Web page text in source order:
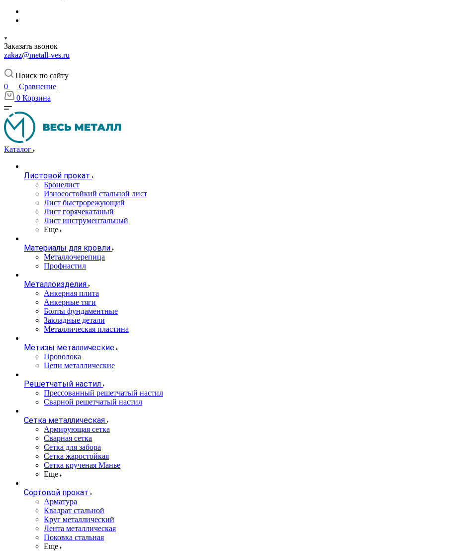
Заказать звонок
zakaz@metall-ves.ru
Поиск по сайту
0
Сравнение
0 Корзина
Каталог
Листовой прокат
Бронелист
Износостойкий стальной лист
Лист быстрорежующий
Лист горячекатаный
Лист инструментальный
Еще
Материалы для кровли
Металлочерепица
Профнастил
Металлоизделия
Анкерная плита
Анкерные тяги
Болты фундаментные
Закладные детали
Металлическая пластина
Метизы металлические
Проволока
Цепи металлические
Решетчатый настил
Прессованный решетчатый настил
Сварной решетчатый настил
Сетка металлическая
Армирующая сетка
Сварная сетка
Сетка для забора
Сетка жаростойкая
Сетка крученая Манье
Еще
Сортовой прокат
Арматура
Квадрат стальной
Круг металлический
Лента металлическая
Поковка стальная
Еще